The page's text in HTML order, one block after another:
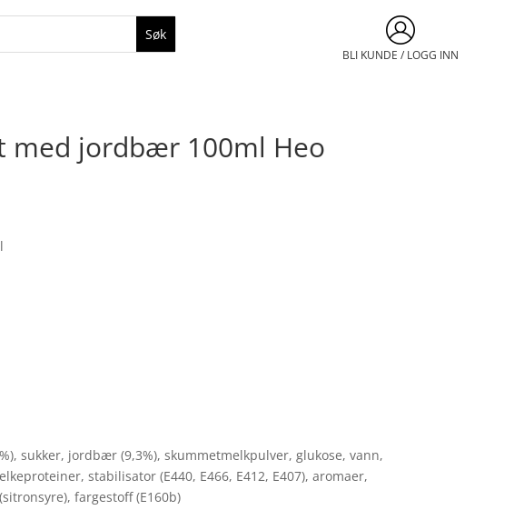
BLI KUNDE / LOGG INN
med jordbær 100ml Heo
sukker, jordbær (9,3%), skummetmelkpulver, glukose, vann,
stabilisator (E440, E466, E412, E407), aromaer,
fargestoff (E160b)